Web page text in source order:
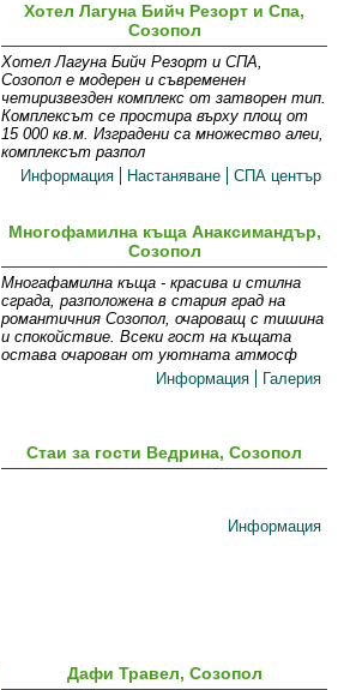
Хотел Лагуна Бийч Резорт и Спа,
Созопол
Хотел Лагуна Бийч Резорт и СПА,
Созопол е модерен и съвременен
четиризвезден комплекс от затворен тип.
Комплексът се простира върху площ от
15 000 кв.м. Изградени са множество алеи,
комплексът разпол
Информация
Настаняване СПА център
Многофамилна къща Анаксимандър,
Созопол
Многафамилна къща - красива и стилна
сграда, разположена в стария град на
романтичния Созопол, очароващ с тишина
и спокойствие. Всеки гост на къщата
остава очарован от уютната атмосф
Информация
Галерия
Стаи за гости Ведрина, Созопол
Информация
Дафи Травел, Созопол